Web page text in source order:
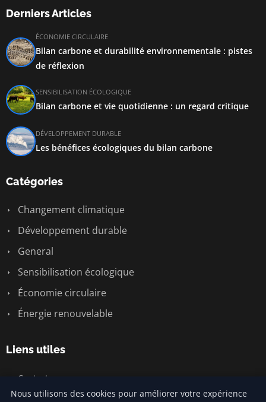
Derniers Articles
ÉCONOMIE CIRCULAIRE
Bilan carbone et durabilité environnementale : pistes
de réflexion
SENSIBILISATION ÉCOLOGIQUE
Bilan carbone et vie quotidienne : un regard critique
DÉVELOPPEMENT DURABLE
Les bénéfices écologiques du bilan carbone
Catégories
Changement climatique
Développement durable
General
Sensibilisation écologique
Économie circulaire
Énergie renouvelable
Liens utiles
Contact
Nous utilisons des cookies pour améliorer votre expérience